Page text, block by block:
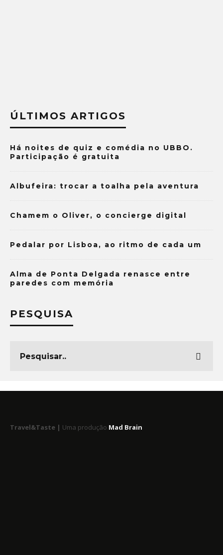
ÚLTIMOS ARTIGOS
Há noites de quiz e comédia no UBBO.
Participação é gratuita
Albufeira: trocar a toalha pela aventura
Chamem o Oliver, o concierge digital
Pedalar por Lisboa, ao ritmo de cada um
Alma de Ponta Delgada renasce entre
paredes com memória
PESQUISA
Travel&Taste | Uma produção Mad Brain